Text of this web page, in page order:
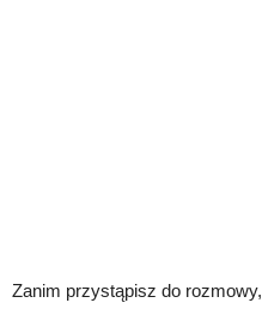
Zanim przystąpisz do